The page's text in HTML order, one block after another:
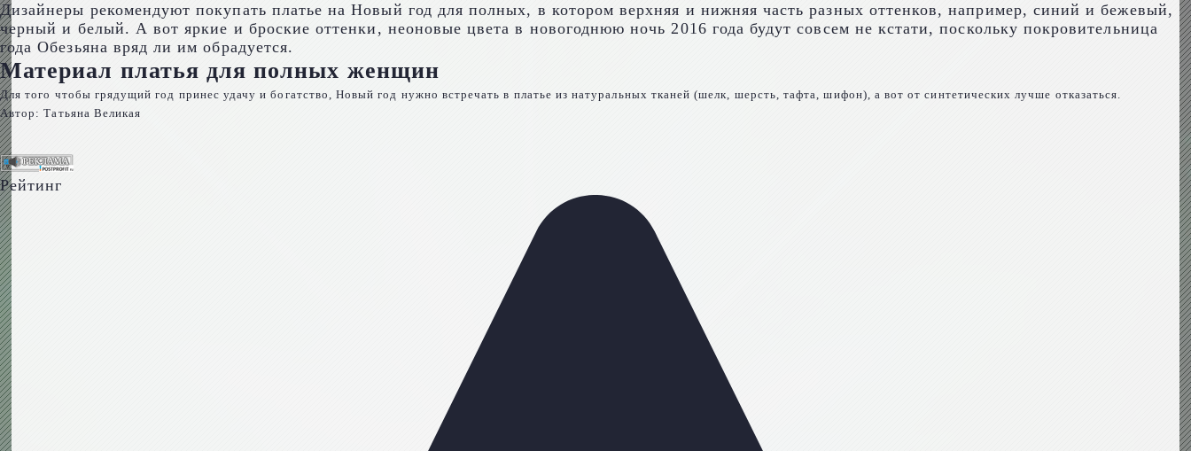
Дизайнеры рекомендуют покупать платье на Новый год для полных, в котором верхняя и нижняя часть разных оттенков, например, синий и бежевый,
черный и белый. А вот яркие и броские оттенки, неоновые цвета в новогоднюю ночь 2016 года будут совсем не кстати, поскольку покровительница
года Обезьяна вряд ли им обрадуется.
Материал платья для полных женщин
Для того чтобы грядущий год принес удачу и богатство, Новый год нужно встречать в платье из натуральных тканей (шелк, шерсть, тафта, шифон), а вот от синтетических лучше отказаться.
Автор: Татьяна Великая
Рейтинг